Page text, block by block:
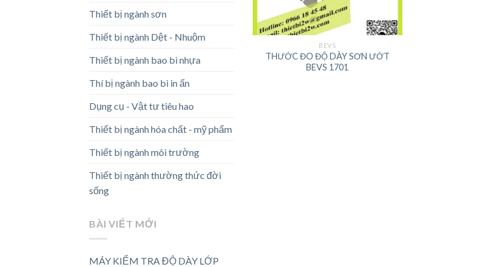
Thiết bị ngành sơn
Thiết bị ngành Dệt - Nhuộm
Thiết bị ngành bao bì nhựa
Thí bị ngành bao bì in ấn
Dụng cụ - Vật tư tiêu hao
Thiết bị ngành hóa chất - mỹ phẩm
Thiết bị ngành môi trường
Thiết bị ngành thường thức đời
sống
BÀI VIẾT MỚI
MÁY KIỂM TRA ĐỘ DÀY LỚP
BEVS
THƯỚC ĐO ĐỘ DÀY SƠN ƯỚT
BEVS 1701